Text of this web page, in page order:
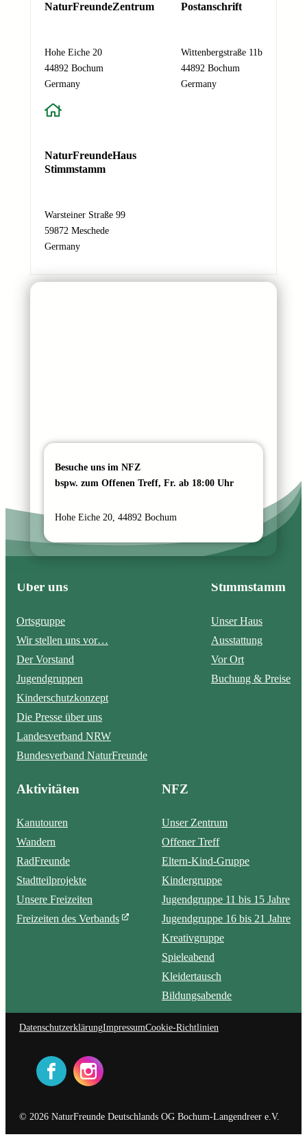
a
N
a
c
r
h
-
M
a
l
Absenden
NaturFreundeZentrum
Hohe Eiche 20
44892 Bochum
Germany
Postanschrift
Wittenbergstraße 11b
44892 Bochum
Germany
NaturFreundeHaus
Stimmstamm
Warsteiner Straße 99
59872 Meschede
Germany
Besuche uns im NFZ
bspw. zum Offenen Treff, Fr. ab 18:00 Uhr
Hohe Eiche 20, 44892 Bochum
Über uns
Ortsgruppe
Wir stellen uns vor…
Der Vorstand
Jugendgruppen
Kinderschutzkonzept
Die Presse über uns
Landesverband NRW
Bundesverband NaturFreunde
Stimmstamm
Unser Haus
Ausstattung
Vor Ort
Buchung & Preise
Aktivitäten
Kanutouren
Wandern
RadFreunde
Stadtteilprojekte
Unsere Freizeiten
Freizeiten des Verbands
NFZ
Unser Zentrum
Offener Treff
Eltern-Kind-Gruppe
Kindergruppe
Jugendgruppe 11 bis 15 Jahre
Jugendgruppe 16 bis 21 Jahre
Kreativgruppe
Spieleabend
Kleidertausch
Bildungsabende
DatenschutzerklärungImpressumCookie-Richtlinien
© 2026 NaturFreunde Deutschlands OG Bochum-Langendreer e.V.